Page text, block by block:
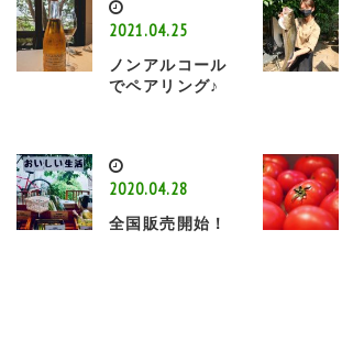
2021.04.25
ノンアルコール
でペアリング♪
2020.04.28
全国販売開始！